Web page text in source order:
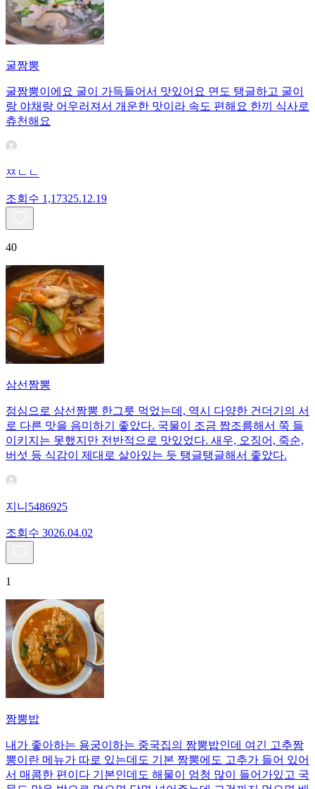
굴짬뽕
굴짬뽕이에요 굴이 가득들어서 맛있어요 면도 탱글하고 굴이
랑 야채랑 어우러져서 개운한 맛이라 속도 편해요 한끼 식사로
츄천해요
ㅉㄴㄴ
조회수 1,17325.12.19
40
삼선짬뽕
점심으로 삼선짬뽕 한그릇 먹었는데, 역시 다양한 건더기의 서
로 다른 맛을 음미하기 좋았다. 국물이 조금 짭조름해서 쭉 들
이키지는 못했지만 전반적으로 맛있었다. 새우, 오징어, 죽순,
버섯 등 식감이 제대로 살아있는 듯 탱글탱글해서 좋았다.
지니5486925
조회수 3026.04.02
1
짬뽕밥
내가 좋아하는 용궁이하는 중국집의 짬뽕밥인데 여긴 고추짬
뽕이란 메뉴가 따로 있는데도 기본 짬뽕에도 고추가 들어 있어
서 매콤한 편이다 기본인데도 해물이 엄청 많이 들어가있고 국